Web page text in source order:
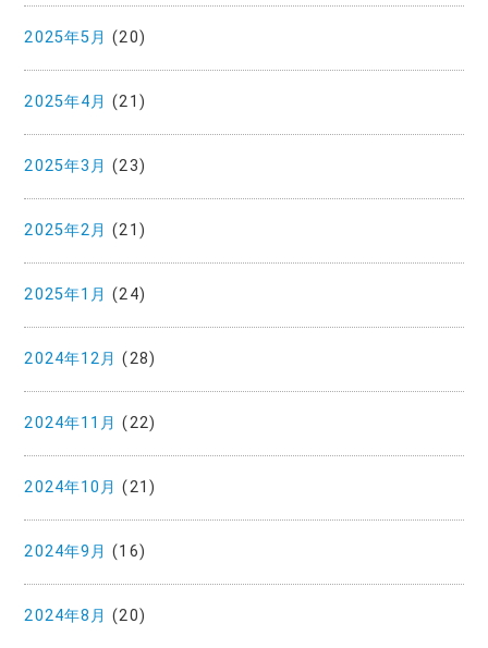
2025年5月 (20)
2025年4月 (21)
2025年3月 (23)
2025年2月 (21)
2025年1月 (24)
2024年12月 (28)
2024年11月 (22)
2024年10月 (21)
2024年9月 (16)
2024年8月 (20)